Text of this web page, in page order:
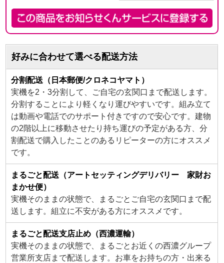
好みに合わせて選べる配送方法
分割配送（日本郵便/クロネコヤマト）
実機を2・3分割して、ご自宅の玄関口まで配送します。
分割することにより軽くなり運びやすいです。組み立て
は動画や電話でのサポート付きですので安心です。建物
の2階以上に移動させたり持ち運びの予定がある方、分
割配送で購入したことのあるリピーターの方にオススメ
です。
まるごと配送（アートセッティングデリバリー 家財お
まかせ便）
実機そのままの状態で、まるごとご自宅の玄関口まで配
送します。組立に不安がある方にオススメです。
まるごと配送支店止め（西濃運輸）
実機そのままの状態で、まるごとお近くの西濃グループ
営業所支店まで配送します。お車をお持ちの方・出来る